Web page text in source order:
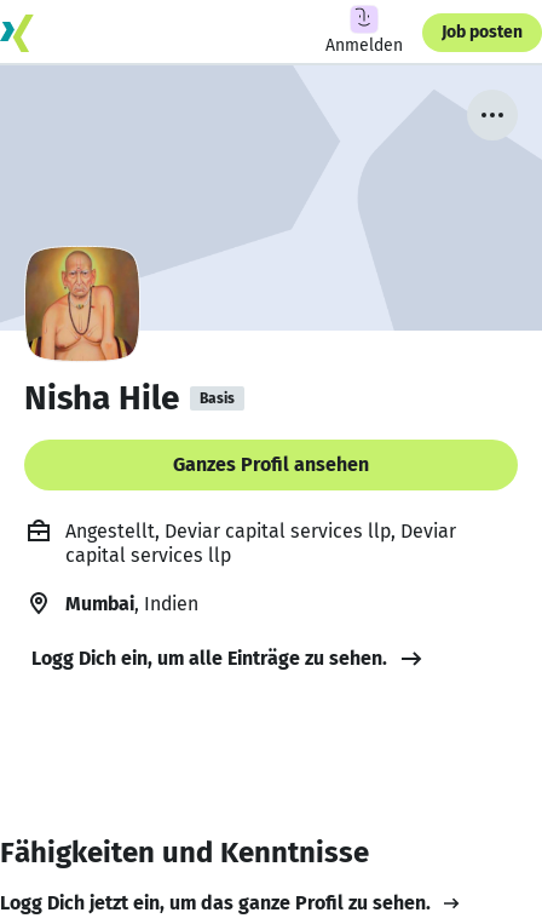
Anmelden
Job posten
Nisha Hile Basis
Ganzes Profil ansehen
Angestellt, Deviar capital services llp, Deviar
capital services llp
Mumbai, Indien
Logg Dich ein, um alle Einträge zu sehen.
Fähigkeiten und Kenntnisse
Logg Dich jetzt ein, um das ganze Profil zu sehen.